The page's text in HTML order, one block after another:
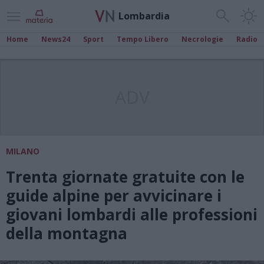
Lombardia
Home News24 Sport Tempo Libero Necrologie Radio
MILANO
Trenta giornate gratuite con le
guide alpine per avvicinare i
giovani lombardi alle professioni
della montagna